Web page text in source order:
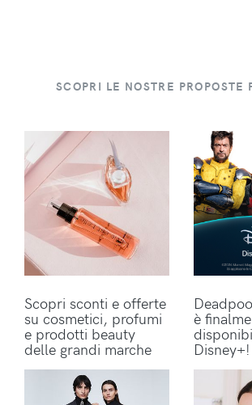
SCOPRI LE NOSTRE PROPOSTE
Scopri sconti e offerte
su cosmetici, profumi
e prodotti beauty
delle grandi marche
è
Disney+!